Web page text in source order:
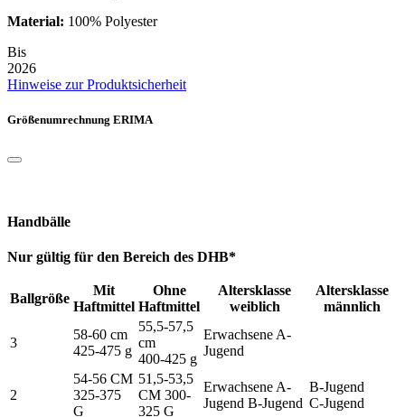
Material: 100% Polyester
Bis
2026
Hinweise zur Produktsicherheit
Größenumrechnung ERIMA
Handbälle
Nur gültig für den Bereich des DHB*
Ballgröße
Mit
Haftmittel
Ohne
Haftmittel
Altersklasse
weiblich
Altersklasse
männlich
3
58-60 cm
425-475 g
55,5-57,5
cm
400-425 g
Erwachsene A-
Jugend
2
54-56 CM
325-375
G
51,5-53,5
CM 300-
325 G
Erwachsene A-
Jugend B-Jugend
B-Jugend
C-Jugend